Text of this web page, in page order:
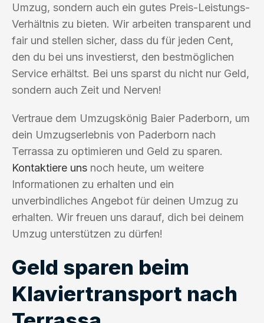
Umzug, sondern auch ein gutes Preis-Leistungs-
Verhältnis zu bieten. Wir arbeiten transparent und
fair und stellen sicher, dass du für jeden Cent,
den du bei uns investierst, den bestmöglichen
Service erhältst. Bei uns sparst du nicht nur Geld,
sondern auch Zeit und Nerven!
Vertraue dem Umzugskönig Baier Paderborn, um
dein Umzugserlebnis von Paderborn nach
Terrassa zu optimieren und Geld zu sparen.
Kontaktiere uns noch heute, um weitere
Informationen zu erhalten und ein
unverbindliches Angebot für deinen Umzug zu
erhalten. Wir freuen uns darauf, dich bei deinem
Umzug unterstützen zu dürfen!
Geld sparen beim
Klaviertransport nach